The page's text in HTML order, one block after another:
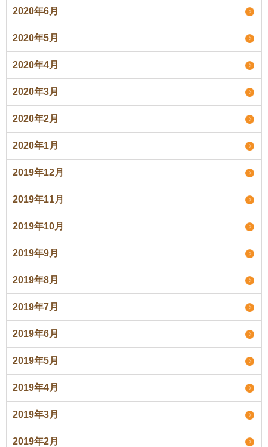
2020年6月
2020年5月
2020年4月
2020年3月
2020年2月
2020年1月
2019年12月
2019年11月
2019年10月
2019年9月
2019年8月
2019年7月
2019年6月
2019年5月
2019年4月
2019年3月
2019年2月